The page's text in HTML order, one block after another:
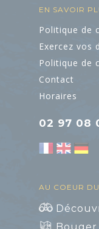
EN SAVOIR
Politique de
Exercez vos
Politique de
Contact
Horaires
02 97 08
AU COEUR